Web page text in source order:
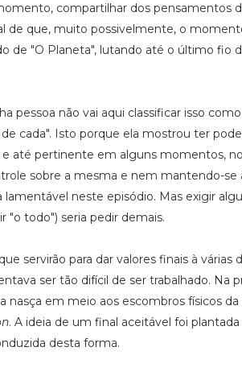
compartilhar dos pensamentos
de que, muito possivelmente, o
de "O Planeta", lutando até o último fio
pessoa não vai aqui classificar isso
cada". Isto porque ela mostrou ter
até pertinente em alguns momentos,
sobre a mesma e nem mantendo-se
neste episódio. Mas exigir
"o todo") seria pedir demais.
servirão para dar valores finais à várias
ser tão difícil de ser trabalhado. Na
nasça em meio aos escombros físicos
. A ideia de um final aceitável foi
desta forma.